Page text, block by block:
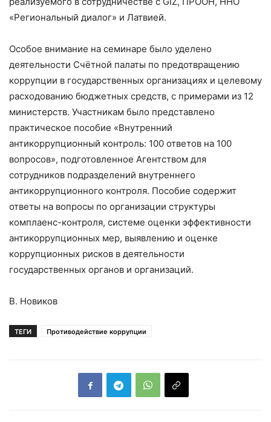
«Региональный диалог» и Латвией.
Особое внимание на семинаре было уделено
деятельности Счётной палаты по предотвращению
коррупции в государственных организациях и целевому
расходованию бюджетных средств, с примерами из 12
министерств. Участникам было представлено
практическое пособие «Внутренний
антикоррупционный контроль: 100 ответов на 100
вопросов», подготовленное Агентством для
сотрудников подразделений внутреннего
антикоррупционного контроля. Пособие содержит
ответы на вопросы по организации структуры
комплаенс-контроля, системе оценки эффективности
антикоррупционных мер, выявлению и оценке
коррупционных рисков в деятельности
государственных органов и организаций.
В. Новиков
ТЕГИ Противодействие коррупции